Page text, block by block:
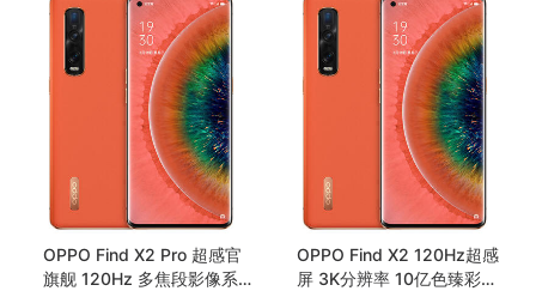
OPPO Find X2 Pro 超感官
旗舰 120Hz 多焦段影像系
OPPO Find X2 120Hz超感
屏 3K分辨率 10亿色臻彩显